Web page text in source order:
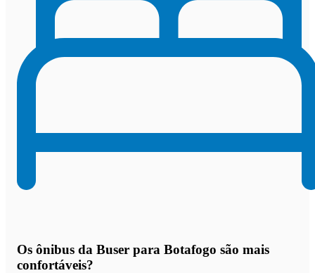
Os ônibus da Buser para Botafogo são mais
confortáveis?